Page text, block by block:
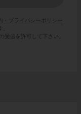
・プライバシーポリシー
受信を許可して下さい。